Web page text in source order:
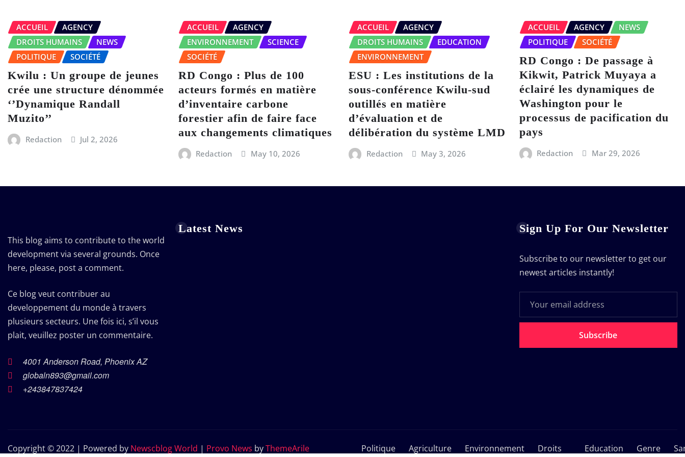
ACCUEIL
AGENCY
DROITS HUMAINS
NEWS
POLITIQUE
SOCIÉTÉ
Kwilu : Un groupe de jeunes
crée une structure dénommée
‘’Dynamique Randall
Muzito’’
Redaction Jul 2, 2026
ACCUEIL
AGENCY
ENVIRONNEMENT
SCIENCE
SOCIÉTÉ
RD Congo : Plus de 100
acteurs formés en matière
d’inventaire carbone
forestier afin de faire face
aux changements climatiques
Redaction May 10, 2026
ACCUEIL
AGENCY
DROITS HUMAINS
EDUCATION
ENVIRONNEMENT
ESU : Les institutions de la
sous-conférence Kwilu-sud
outillés en matière
d’évaluation et de
délibération du système LMD
Redaction May 3, 2026
ACCUEIL AGENCY
NEWS
POLITIQUE
SOCIÉTÉ
RD Congo : De passage à
Kikwit, Patrick Muyaya a
éclairé les dynamiques de
Washington pour le
processus de pacification du
pays
Redaction Mar 29, 2026
This blog aims to contribute to the world
development via several grounds. Once
here, please, post a comment.
Ce blog veut contribuer au
developpement du monde à travers
plusieurs secteurs. Une fois ici, s’il vous
plait, veuillez poster un commentaire.
4001 Anderson Road, Phoenix AZ
globaln893@gmail.com
+243847837424
Latest News Sign Up For Our Newsletter
Subscribe to our newsletter to get our
newest articles instantly!
Subscribe
Copyright © 2022 | Powered by Newscblog World | Provo News byThemeArile Politique Agriculture Environnement
Droits
Education Genre